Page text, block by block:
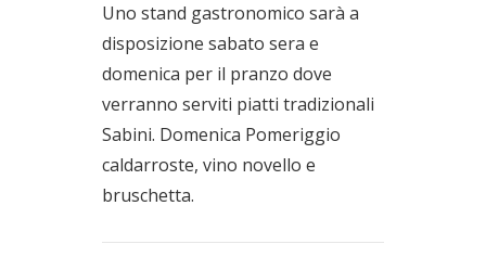
Uno stand gastronomico sarà a
disposizione sabato sera e
domenica per il pranzo dove
verranno serviti piatti tradizionali
Sabini. Domenica Pomeriggio
caldarroste, vino novello e
bruschetta.